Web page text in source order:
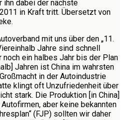
dabei der nächste
in Kraft tritt. Übersetzt von
mit uns über den „11.
Jahre sind schnell
ein halbes Jahr bis der Plan
Jahren ist China im wahrsten
in der Autoindustrie
klingt oft Unzufriedenheit über
stark. Die Produktion [in China]
aber keine bekannten
(FJP) sollten wir daher